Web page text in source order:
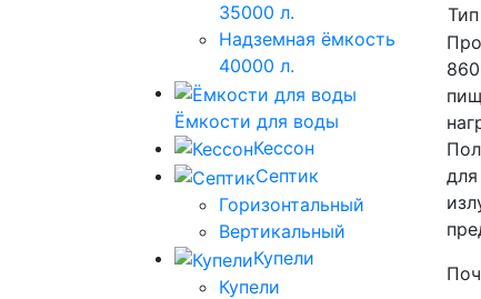
35000 л.
Надземная ёмкость
40000 л.
Ёмкости для воды
Кессон
Септик
Горизонтальный
Вертикальный
Купели
Купели